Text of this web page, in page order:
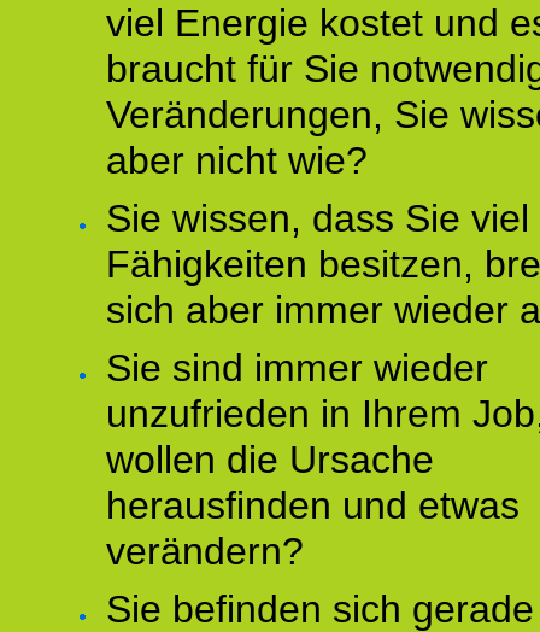
viel Energie kostet und
braucht für Sie
Veränderungen, Sie
aber nicht wie?
Sie wissen, dass Sie
Fähigkeiten besitzen,
sich aber immer wieder
Sie sind immer wieder
unzufrieden in Ihrem
wollen die Ursache
herausfinden und etwas
verändern?
Sie befinden sich